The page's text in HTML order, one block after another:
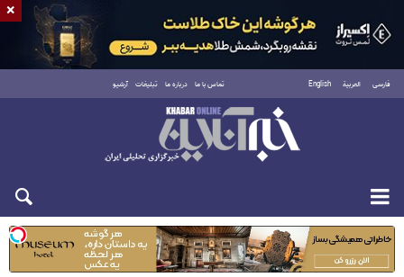
فارسی العربية English تماس با ما درباره ما تبلیغات آرشیو
یکشنبه ۱۸ مرداد ۱۴۰۵
×